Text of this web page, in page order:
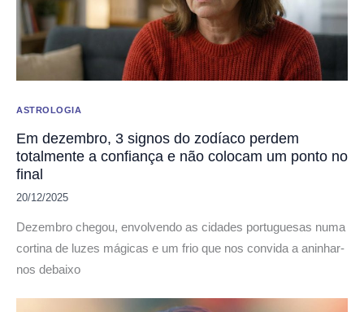
ASTROLOGIA
Em dezembro, 3 signos do zodíaco perdem
totalmente a confiança e não colocam um ponto no
final
20/12/2025
Dezembro chegou, envolvendo as cidades portuguesas numa
cortina de luzes mágicas e um frio que nos convida a aninhar-
nos debaixo